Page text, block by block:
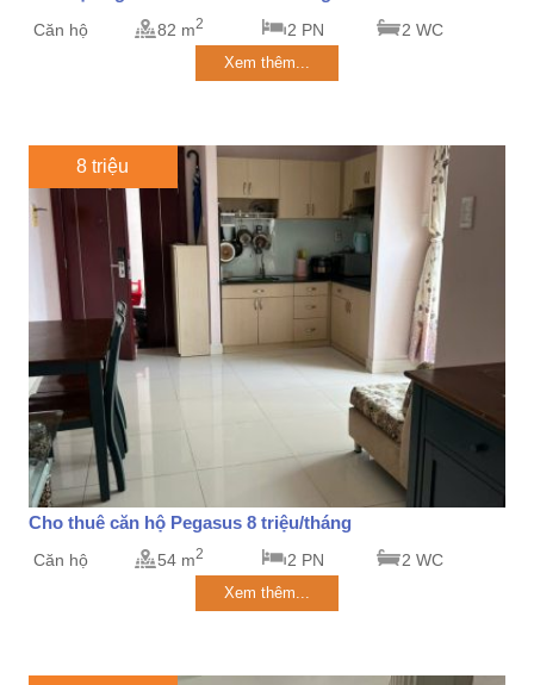
Căn hộ 82 m2 2 PN 2 WC
Xem thêm...
8 triệu
Cho thuê căn hộ Pegasus 8 triệu/tháng
Căn hộ 54 m2 2 PN 2 WC
Xem thêm...